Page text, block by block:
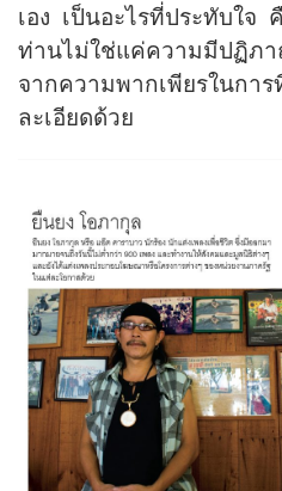
เอง เป็นอะไรที่ประทับใจ
ท่านไม่ใช่แค่ความมีปฏิภ
จากความพากเพียรในกา
ละเอียดด้วย